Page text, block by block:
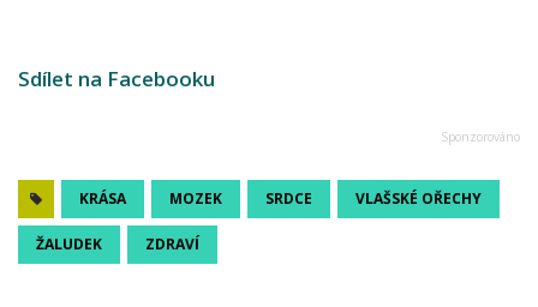
Sdílet na Facebooku
KRÁSA MOZEK SRDCE VLAŠSKÉ OŘECHY
ŽALUDEK ZDRAVÍ